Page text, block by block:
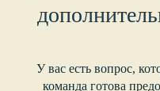
У вас есть вопрос,
команда готова